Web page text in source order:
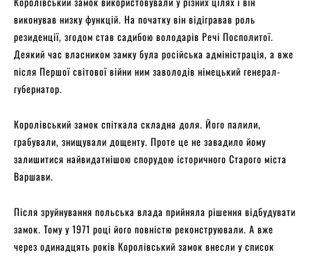
виконував низку функцій. На початку він відігравав роль
резиденції, згодом став садибою володарів Речі Посполитої.
Деякий час власником замку була російська адміністрація, а вже
після Першої світової війни ним заволодів німецький генерал-
губернатор.
Королівський замок спіткала складна доля. Його палили,
грабували, знищували дощенту. Проте це не завадило йому
залишитися найвидатнішою спорудою історичного Старого міста
Варшави.
Після зруйнування польська влада прийняла рішення відбудувати
замок. Тому у 1971 році його повністю реконструювали. А вже
через одинадцять років Королівський замок внесли у список